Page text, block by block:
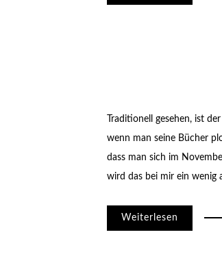
Traditionell gesehen, ist
wenn man seine Bücher
dass man sich im
wird das bei mir ein wenig
Weiterlesen